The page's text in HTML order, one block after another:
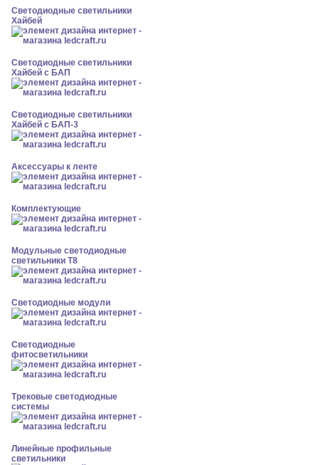
Светодиодные светильники
Хайбей
Светодиодные светильники
Хайбей с БАП
Светодиодные светильники
Хайбей с БАП-3
Аксессуары к ленте
Комплектующие
Модульные светодиодные
светильники Т8
Светодиодные модули
Светодиодные
фитосветильники
Трековые светодиодные
системы
Линейные профильные
светильники